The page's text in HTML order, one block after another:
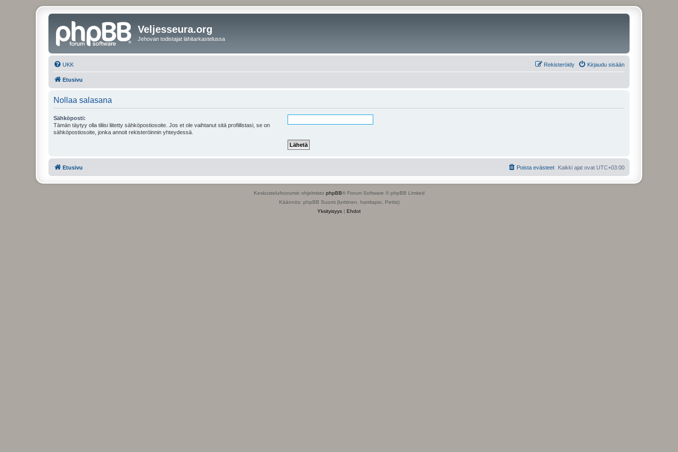
Veljesseura.org
Jehovan todistajat lähitarkastelussa
UKK Kirjaudu sisään
Rekisteröidy
Etusivu
Nollaa salasana
Sähköposti:
Tämän täytyy olla tiliisi liitetty sähköpostiosoite. Jos et ole vaihtanut sitä profiilistasi, se on
sähköpostiosoite, jonka annoit rekisteröinnin yhteydessä.
Etusivu Kaikki ajat ovat UTC+03:00
Poista evästeet
Keskustelufoorumin ohjelmisto phpBB® Forum Software © phpBB Limited
Käännös: phpBB Suomi (lurttinen, harritapio, Pettis)
Yksityisyys | Ehdot